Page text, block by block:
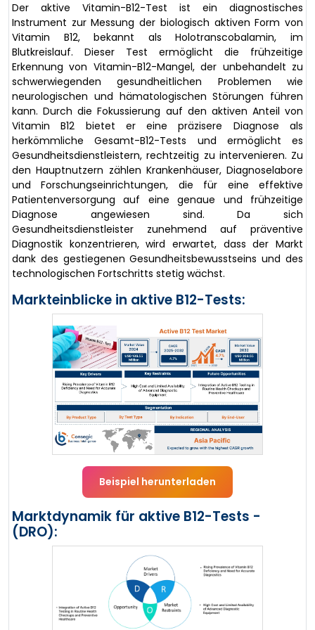
Der aktive Vitamin-B12-Test ist ein diagnostisches
Instrument zur Messung der biologisch aktiven Form von
Vitamin B12, bekannt als Holotranscobalamin, im
Blutkreislauf. Dieser Test ermöglicht die frühzeitige
Erkennung von Vitamin-B12-Mangel, der unbehandelt zu
schwerwiegenden gesundheitlichen Problemen wie
neurologischen und hämatologischen Störungen führen
kann. Durch die Fokussierung auf den aktiven Anteil von
Vitamin B12 bietet er eine präzisere Diagnose als
herkömmliche Gesamt-B12-Tests und ermöglicht es
Gesundheitsdienstleistern, rechtzeitig zu intervenieren. Zu
den Hauptnutzern zählen Krankenhäuser, Diagnoselabore
und Forschungseinrichtungen, die für eine effektive
Patientenversorgung auf eine genaue und frühzeitige
Diagnose angewiesen sind. Da sich
Gesundheitsdienstleister zunehmend auf präventive
Diagnostik konzentrieren, wird erwartet, dass der Markt
dank des gestiegenen Gesundheitsbewusstseins und des
technologischen Fortschritts stetig wächst.
Markteinblicke in aktive B12-Tests:
Beispiel herunterladen
Marktdynamik für aktive B12-Tests -
(DRO):